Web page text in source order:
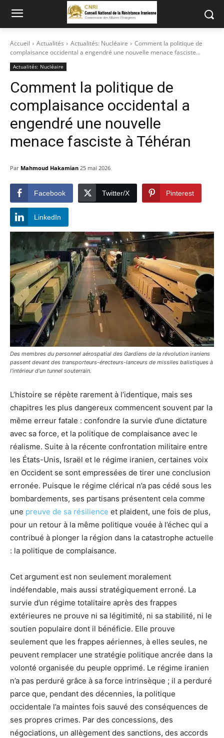
Accueil Actualités Actualités: Nucléaire
Comment la politique de
complaisance occidental a engendré une nouvelle menace fasciste...
Actualités: Nucléaire
Comment la politique de
complaisance occidental a
engendré une nouvelle
menace fasciste à Téhéran
Par Mahmoud Hakamian 25 mai 2026
Facebook Twitter/X Pinterest
LinkedIn
Des membres du personnel aérospatial des Gardiens de la révolution iraniens
passent devant des transporteurs-érecteurs-lanceurs de missiles balistiques à
l’intérieur d’un tunnel souterrain.
L’histoire se répète rarement à l’identique, mais ses
chapitres les plus dangereux commencent souvent par la
même erreur fatale : confondre la survie d’une dictature
avec sa force, et la politique de complaisance avec le
réalisme. Suite à la récente confrontation militaire entre
les États-Unis, Israël et le régime iranien, certaines voix
en Occident se sont empressées de tirer une conclusion
erronée. Puisque le régime clérical n’a pas cédé sous les
bombardements, ses partisans présentent cela comme
une preuve de sa résilience et plaident, une fois de plus,
pour un retour à la même politique vouée à l’échec qui a
contribué à plonger la région dans la catastrophe actuelle
: la politique de complaisance.
Cet argument est non seulement moralement
indéfendable, mais aussi stratégiquement erroné. La
survie d’un régime totalitaire après des frappes
extérieures ne prouve ni sa légitimité, ni sa stabilité, ni le
soutien populaire dont il bénéficie. Elle prouve
seulement que les frappes aériennes, à elles seules, ne
peuvent remplacer une stratégie politique ancrée dans la
volonté organisée du peuple opprimé. Le régime iranien
n’a pas perduré grâce à sa force intrinsèque ; il a perduré
parce que, pendant des décennies, la politique
occidentale l’a maintes fois sauvé des conséquences de
ses propres crimes. Par des concessions, des
négociations, un allègement des sanctions, des accords